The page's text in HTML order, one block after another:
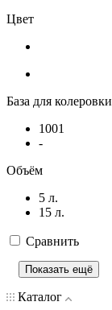
Цвет
База для колеровки
1001
-
Объём
5 л.
15 л.
Сравнить
Показать ещё
Каталог